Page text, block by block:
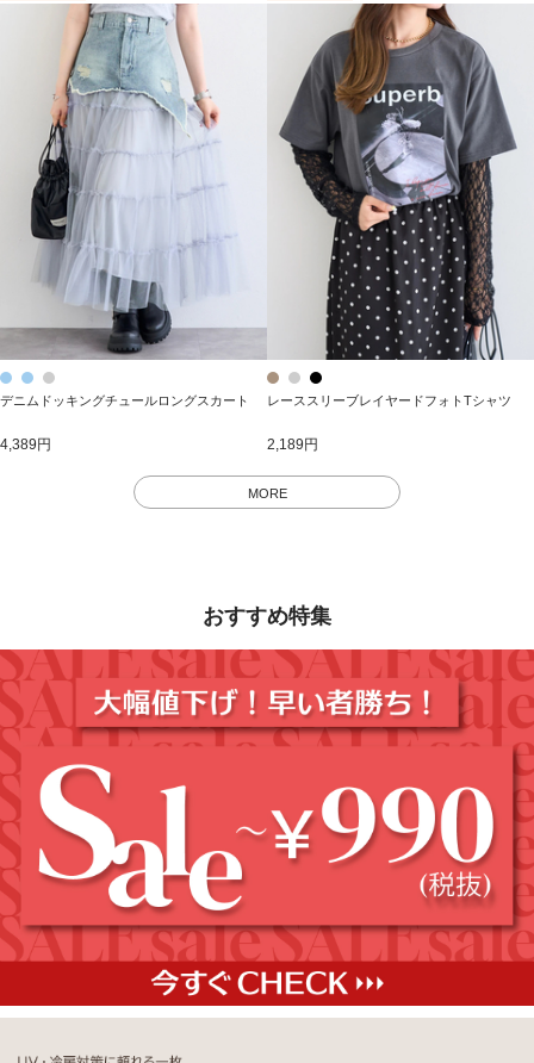
デニムドッキングチュールロングスカート
4,389円
レーススリーブレイヤードフォトTシャツ
2,189円
MORE
おすすめ特集